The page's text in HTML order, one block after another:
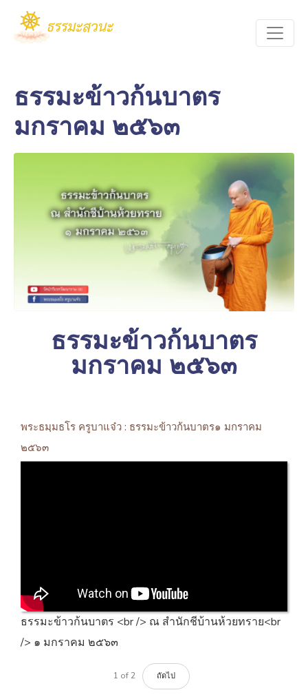
ธรรมะข้าวก้นบาตร
มกราคม ๒๕๖๓
ธรรมะข้าวก้นบาตร
มกราคม ๒๕๖๓
พระธมฺมธโร ครูบาแจ๋ว : ธรรมะข้าวก้นบาตร๑ มกราคม
๒๕๖๓
ธรรมะข้าวก้นบาตร <br /> ณ สำนักชีบ้านห้วยทราย<br
/> ๑ มกราคม ๒๕๖๓
1 of 2 ถัดไป